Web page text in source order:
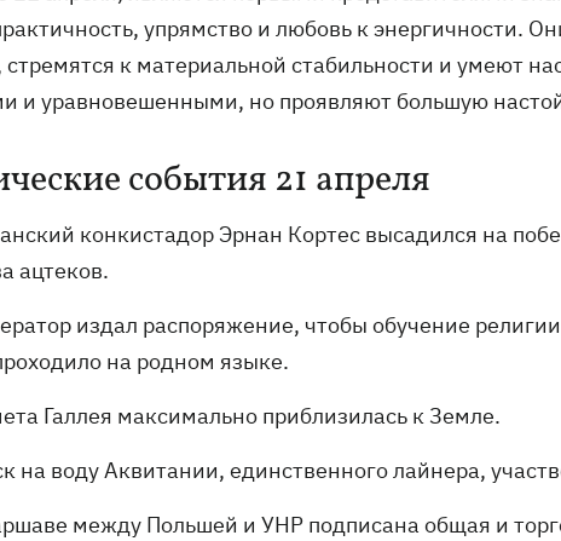
упрямство и любовь к энергичности.
к материальной стабильности и умеют
и уравновешенными, но проявляют большую
события 21 апреля
конкистадор Эрнан Кортес высадился на
ацтеков.
издал распоряжение, чтобы обучение
на родном языке.
Галлея максимально приблизилась к Земле.
на воду Аквитании, единственного лайнера,
между Польшей и УНР подписана общая и